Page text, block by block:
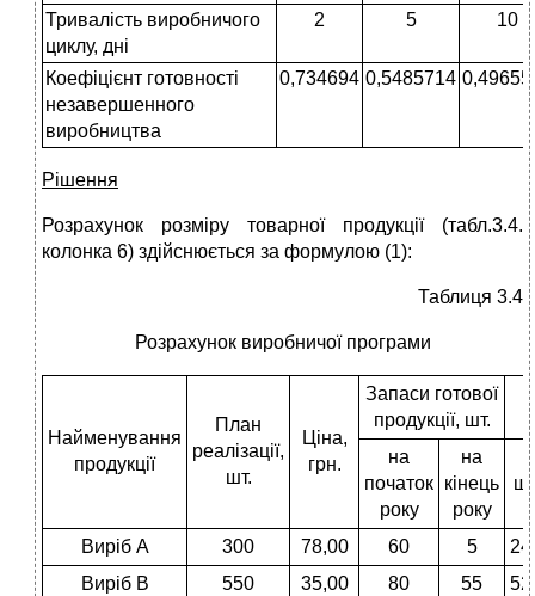
Тривалість виробничого
циклу, дні
2 5 10
Коефіцієнт готовності
незавершенного
виробництва
0,734694 0,5485714
Рішення
Розрахунок розміру товарної продукції (табл.3.4.
колонка 6) здійснюється за формулою (1):
Таблиця 3.4
Розрахунок виробничої програми
Найменування
продукції
План
реалізації,
шт.
Ціна,
грн.
Запаси готової
продукції, шт.
на
початок
року
на
кінець
року
Виріб А 300 78,00 60 5
Виріб В
550 35,00 80 55